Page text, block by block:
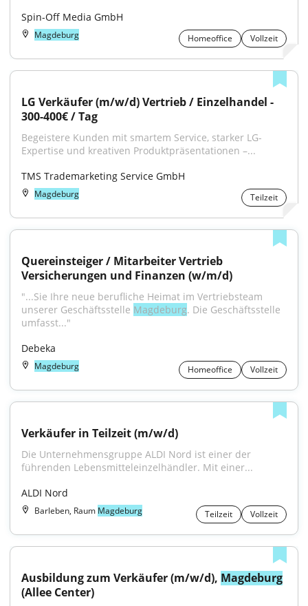
Spin-Off Media GmbH
Magdeburg Homeoffice Vollzeit
LG Verkäufer (m/w/d) Vertrieb / Einzelhandel -
300-400€ / Tag
Begeistere Kunden mit smartem Service, starker LG-
Expertise und kreativen Produktpräsentationen –...
TMS Trademarketing Service GmbH
Magdeburg Teilzeit
Quereinsteiger / Mitarbeiter Vertrieb
Versicherungen und Finanzen (w/m/d)
"...Sie Ihre neue berufliche Heimat im Vertriebsteam
unserer Geschäftsstelle Magdeburg. Die Geschäftsstelle
umfasst..."
Debeka
Magdeburg Homeoffice Vollzeit
Verkäufer in Teilzeit (m/w/d)
Die Unternehmensgruppe ALDI Nord ist einer der
führenden Lebensmitteleinzelhändler. Mit einer...
ALDI Nord
Barleben, Raum Magdeburg Teilzeit Vollzeit
Ausbildung zum Verkäufer (m/w/d), Magdeburg
(Allee Center)